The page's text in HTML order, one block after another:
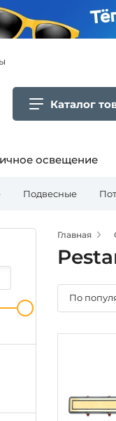
Каталог
освещение
Подвесные
Главная
По